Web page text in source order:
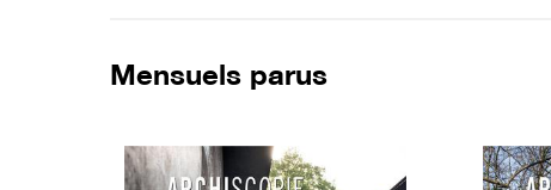
Mensuels parus